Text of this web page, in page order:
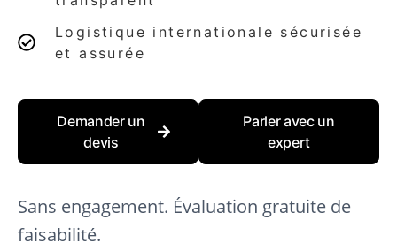
Logistique internationale sécurisée
et assurée
Demander un
devis
Parler avec un
expert
Sans engagement. Évaluation gratuite de
faisabilité.